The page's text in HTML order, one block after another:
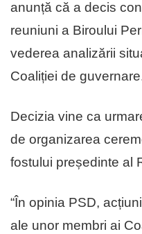
anunță că a decis
reuniuni a Biroului
vederea analizării
Coaliției de
Decizia vine ca
de organizarea
fostului președinte al
“În opinia PSD,
ale unor membri ai